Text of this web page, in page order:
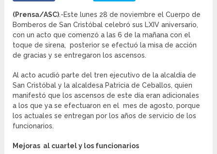
(Prensa/ASC).-Este lunes 28 de noviembre el Cuerpo de
Bomberos de San Cristóbal celebró sus LXIV aniversario,
con un acto que comenzó a las 6 de la mañana con el
toque de sirena, posterior se efectuó la misa de acción
de gracias y se entregaron los ascensos.
Al acto acudió parte del tren ejecutivo de la alcaldía de
San Cristóbal y la alcaldesa Patricia de Ceballos, quien
manifestó que los ascensos de este día eran adicionales
a los que ya se efectuaron en el mes de agosto, porque
los actuales se entregan por los años de servicio de los
funcionarios.
Mejoras al cuartel y los funcionarios